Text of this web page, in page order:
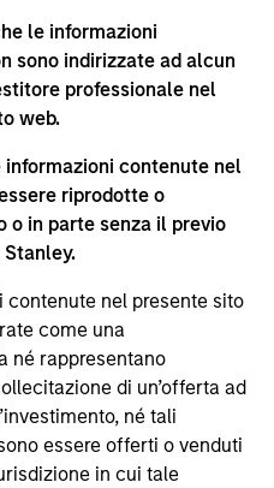
le informazioni
sono indirizzate ad alcun
professionale nel
web.
contenute nel
riprodotte o
in parte senza il previo
contenute nel presente sito
come una
né rappresentano
di un’offerta ad
né tali
essere offerti o venduti
in cui tale
di sostenibilità del
degli investitori sono
indicato.
di sottoscrizione” (Extended
“Informazioni
(“Additional Information for
del Prospetto riguarda
Hong Kong. Copie gratuite
chiave per gli
e delle relazioni
informazioni possono
in Svizzera. Il
Fund Services S.A.,
Ginevra. L’agente pagatore
de Genève, 17, quai de l’Ile,